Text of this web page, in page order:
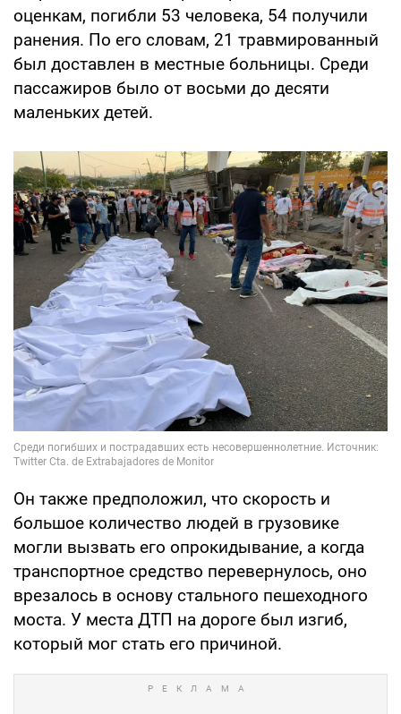
оценкам, погибли 53 человека, 54 получили
ранения. По его словам, 21 травмированный
был доставлен в местные больницы. Среди
пассажиров было от восьми до десяти
маленьких детей.
Он также предположил, что скорость и
большое количество людей в грузовике
могли вызвать его опрокидывание, а когда
транспортное средство перевернулось, оно
врезалось в основу стального пешеходного
моста. У места ДТП на дороге был изгиб,
который мог стать его причиной.